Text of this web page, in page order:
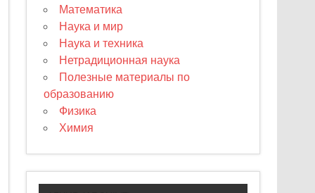
Математика
Наука и мир
Наука и техника
Нетрадиционная наука
Полезные материалы по
образованию
Физика
Химия